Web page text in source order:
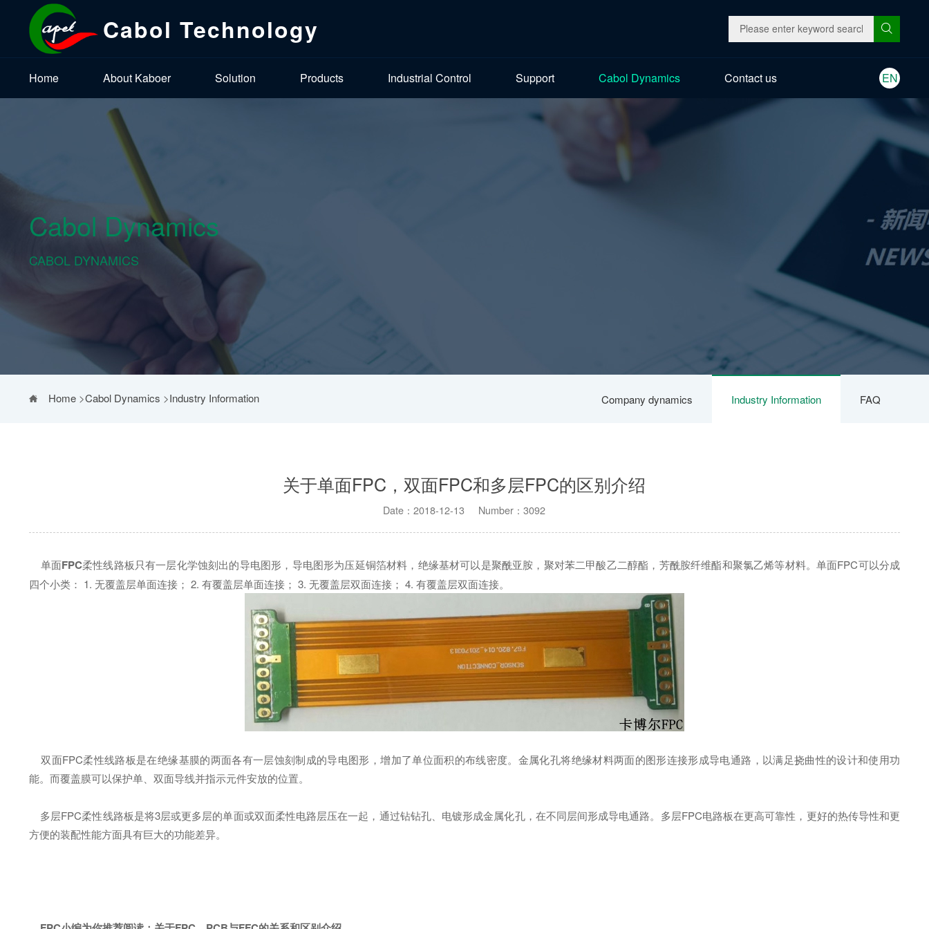
Cabol Technology
Home About Kaboer Solution Products Industrial Control Support Cabol Dynamics Contact us EN
Cabol Dynamics
CABOL DYNAMICS
Company dynamics Industry Information FAQ
Home>Cabol Dynamics >Industry Information
关于单面FPC，双面FPC和多层FPC的区别介绍
Date：2018-12-13 Number：3092
单面FPC柔性线路板只有一层化学蚀刻出的导电图形，导电图形为压延铜箔材料，绝缘基材可以是聚酰亚胺，聚对苯二甲酸乙二醇酯，芳酰胺纤维酯和聚氯乙烯等材料。单面FPC可以分成
四个小类： 1. 无覆盖层单面连接； 2. 有覆盖层单面连接； 3. 无覆盖层双面连接； 4. 有覆盖层双面连接。
双面FPC柔性线路板是在绝缘基膜的两面各有一层蚀刻制成的导电图形，增加了单位面积的布线密度。金属化孔将绝缘材料两面的图形连接形成导电通路，以满足挠曲性的设计和使用功
能。而覆盖膜可以保护单、双面导线并指示元件安放的位置。
多层FPC柔性线路板是将3层或更多层的单面或双面柔性电路层压在一起，通过钻钻孔、电镀形成金属化孔，在不同层间形成导电通路。多层FPC电路板在更高可靠性，更好的热传导性和更
方便的装配性能方面具有巨大的功能差异。